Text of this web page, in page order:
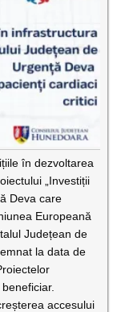
în dezvoltarea
„Investiții
Deva care
Europeană
Județean de
la data de
accesului